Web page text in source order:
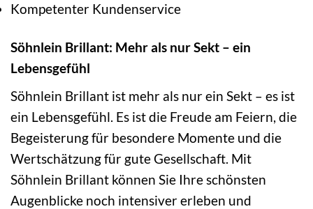
Kompetenter Kundenservice
Söhnlein Brillant: Mehr als nur Sekt – ein
Lebensgefühl
Söhnlein Brillant ist mehr als nur ein Sekt – es ist
ein Lebensgefühl. Es ist die Freude am Feiern, die
Begeisterung für besondere Momente und die
Wertschätzung für gute Gesellschaft. Mit
Söhnlein Brillant können Sie Ihre schönsten
Augenblicke noch intensiver erleben und